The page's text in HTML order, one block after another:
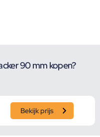
90 mm kopen?
Bekijk prijs